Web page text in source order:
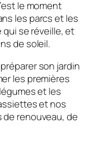
le moment
les parcs et les
qui se réveille, et
de soleil.
son jardin
les premières
et les
et nos
de renouveau, de